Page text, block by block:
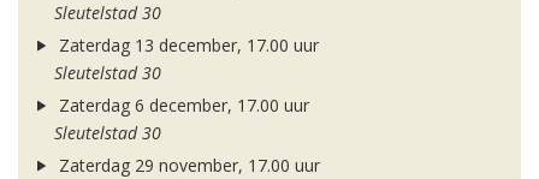
Sleutelstad 30
Zaterdag 13 december, 17.00 uur
Sleutelstad 30
Zaterdag 6 december, 17.00 uur
Sleutelstad 30
Zaterdag 29 november, 17.00 uur